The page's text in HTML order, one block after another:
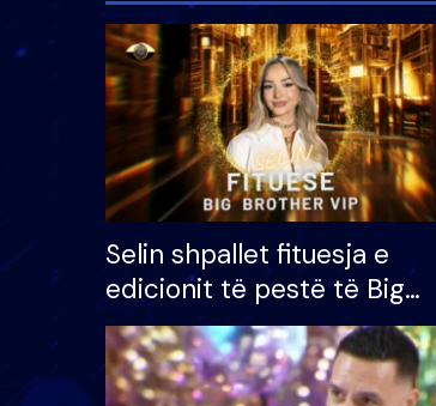
Selin shpallet fituesja e
edicionit të pestë të Big
Brother VIP, rrëmben
çmimin e madh prej 100
mijë eurosh